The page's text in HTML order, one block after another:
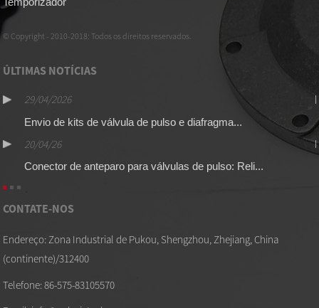
© Copyright - 2010-2018: Todos os direitos reservados.
ÚLTIMAS NOTÍCIAS
29/04/2026
Envio de kits de válvula de pulso e diafragma...
20/04/26
Conector de anteparo para válvulas de pulso: Reli...
CONTATE-NOS
Endereço: Zona Industrial de Pukou, Shengzhou, Zhejiang, China
(continente)/312400
Telefone: 86-575-83105570